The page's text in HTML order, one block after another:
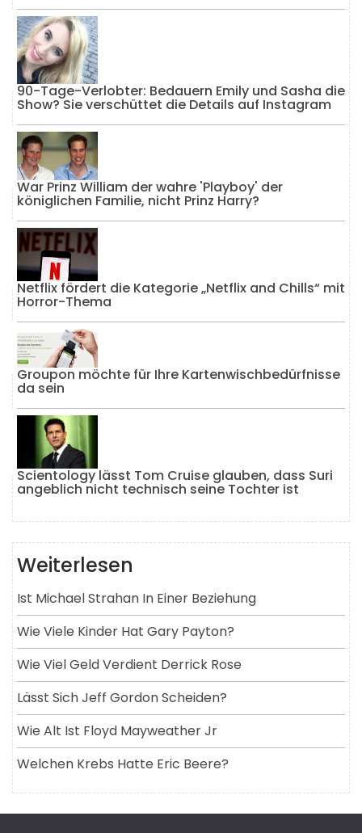
90-Tage-Verlobter: Bedauern Emily und Sasha die
Show? Sie verschüttet die Details auf Instagram
War Prinz William der wahre 'Playboy' der
königlichen Familie, nicht Prinz Harry?
Netflix fördert die Kategorie „Netflix and Chills“ mit
Horror-Thema
Groupon möchte für Ihre Kartenwischbedürfnisse
da sein
Scientology lässt Tom Cruise glauben, dass Suri
angeblich nicht technisch seine Tochter ist
Weiterlesen
Ist Michael Strahan In Einer Beziehung
Wie Viele Kinder Hat Gary Payton?
Wie Viel Geld Verdient Derrick Rose
Lässt Sich Jeff Gordon Scheiden?
Wie Alt Ist Floyd Mayweather Jr
Welchen Krebs Hatte Eric Beere?